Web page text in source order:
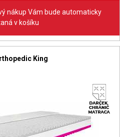
nákup Vám bude automaticky
v košíku
King